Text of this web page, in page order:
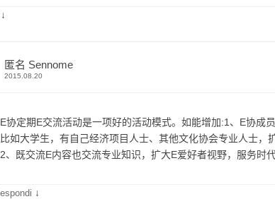
↓
匿名 Sennome
2015.08.20
协定期E交流活动是一项好的活动模式。如能增加:1、E协成
如大学生，有自己经济项目人士、其他文化协会专业人士，
、既交流E内容也交流专业知识，扩大E爱好者视野，服务时代
↓